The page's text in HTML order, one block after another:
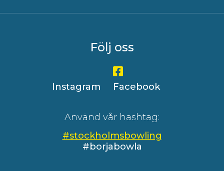
Följ oss
Instagram Facebook
Använd vår hashtag:
#stockholmsbowling
#borjabowla